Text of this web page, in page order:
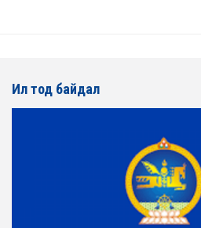
Ил тод байдал